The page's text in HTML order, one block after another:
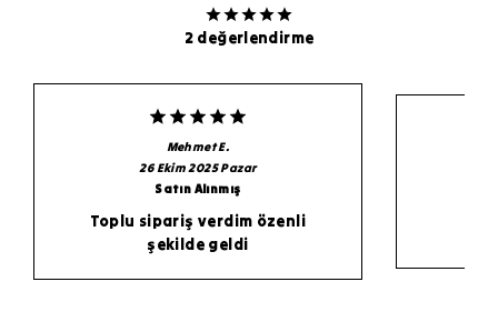
2 değerlendirme
Mehmet E.
26 Ekim 2025 Pazar
Satın Alınmış
Toplu sipariş verdim özenli
şekilde geldi